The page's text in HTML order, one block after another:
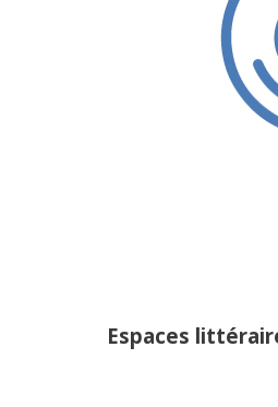
Espaces